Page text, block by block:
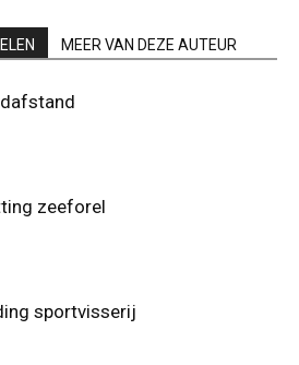
MEER VAN DEZE AUTEUR
zeeforel
sportvisserij